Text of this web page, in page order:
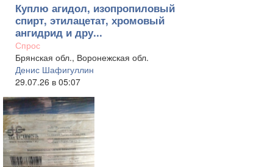
Куплю агидол, изопропиловый
спирт, этилацетат, хромовый
ангидрид и дру...
Спрос
Брянская обл., Воронежская обл.
Денис Шафигуллин
29.07.26 в 05:07